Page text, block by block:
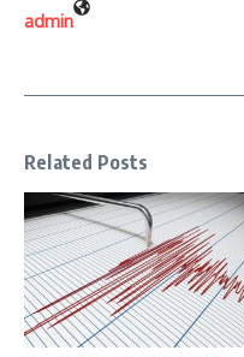
admin
Related Posts